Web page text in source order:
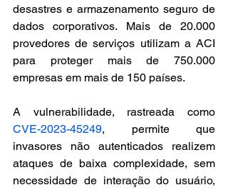
desastres e armazenamento seguro de
dados corporativos. Mais de 20.000
provedores de serviços utilizam a ACI
para proteger mais de 750.000
empresas em mais de 150 países.
CVE-2023-45249, permite que
invasores não autenticados realizem
ataques de baixa complexidade, sem
necessidade de interação do usuário,